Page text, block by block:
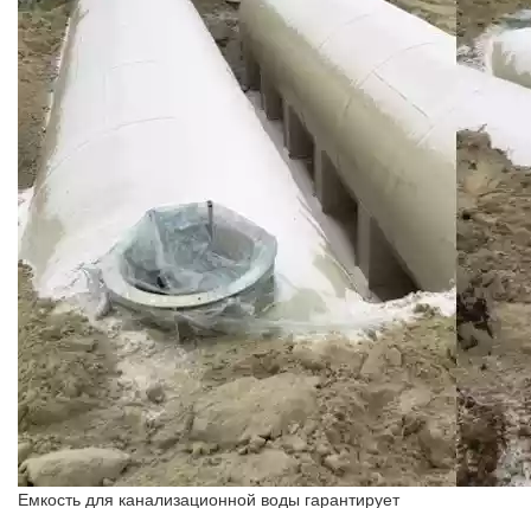
Емкость для канализационной воды гарантирует